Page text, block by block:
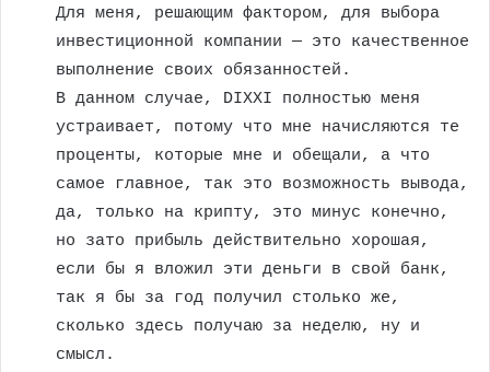
Для меня, решающим фактором, для выбора
инвестиционной компании — это качественное
выполнение своих обязанностей.
В данном случае, DIXXI полностью меня
устраивает, потому что мне начисляются те
проценты, которые мне и обещали, а что
самое главное, так это возможность вывода,
да, только на крипту, это минус конечно,
но зато прибыль действительно хорошая,
если бы я вложил эти деньги в свой банк,
так я бы за год получил столько же,
сколько здесь получаю за неделю, ну и
смысл.